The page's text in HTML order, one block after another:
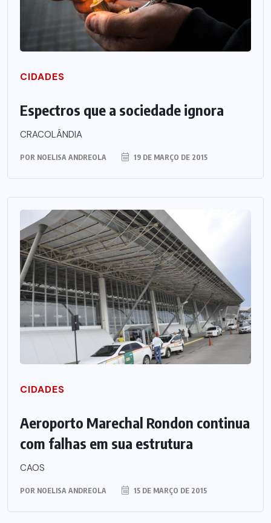
CIDADES
Espectros que a sociedade ignora
CRACOLÂNDIA
POR NOELISA ANDREOLA 19 DE MARÇO DE 2015
CIDADES
Aeroporto Marechal Rondon continua
com falhas em sua estrutura
CAOS
POR NOELISA ANDREOLA 15 DE MARÇO DE 2015